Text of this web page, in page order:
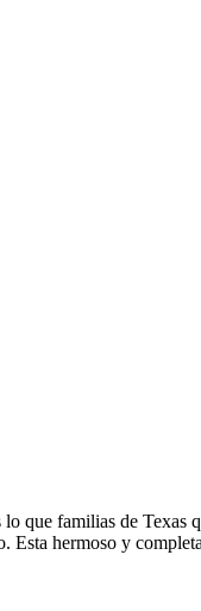
que familias de Texas
hermoso y